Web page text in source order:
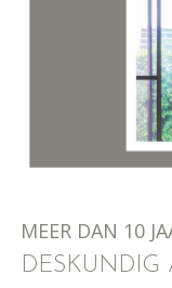
MEER DAN 10
DESKUNDIG